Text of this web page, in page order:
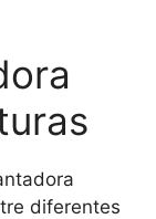
diferentes